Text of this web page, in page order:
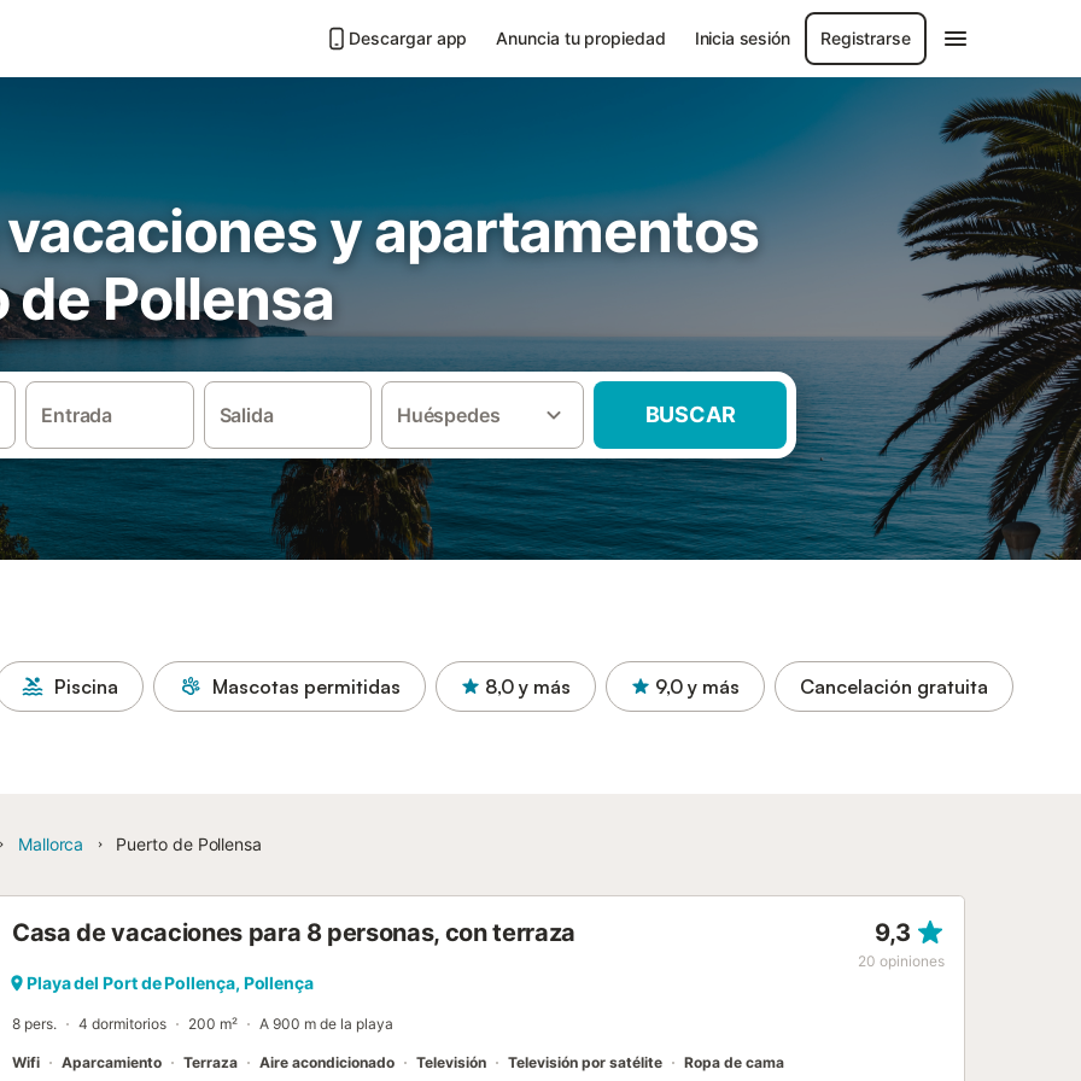
Descargar app Anuncia tu propiedad Inicia sesión Registrarse
y apartamentos
Pollensa
Entrada Salida Huéspedes BUSCAR
Piscina Mascotas permitidas 8,0 y más 9,0 y más Cancelación gratuita
Mallorca Puerto de Pollensa
Casa de vacaciones para 8 personas, con terraza 9,3
20 opiniones
Playa del Port de Pollença, Pollença
8 pers. 4 dormitorios 200 m² A 900 m de la playa
Wifi Aparcamiento Terraza Aire acondicionado Televisión Televisión por satélite Ropa de cama